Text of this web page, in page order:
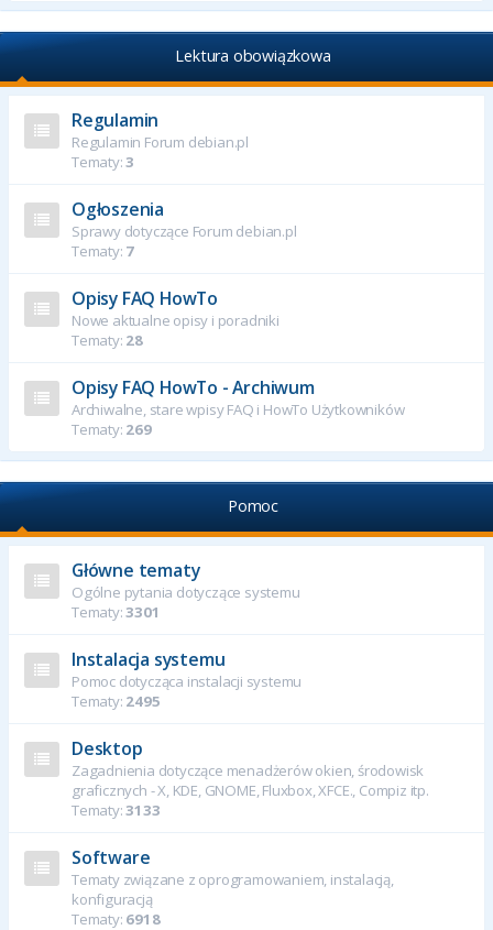
Lektura obowiązkowa
Regulamin
Regulamin Forum debian.pl
Tematy:3
Ogłoszenia
Sprawy dotyczące Forum debian.pl
Tematy: 7
Opisy FAQ HowTo
Nowe aktualne opisy i poradniki
Tematy: 28
Opisy FAQ HowTo - Archiwum
Archiwalne, stare wpisy FAQ i HowTo Użytkowników
Tematy: 269
Pomoc
Główne tematy
Ogólne pytania dotyczące systemu
Tematy:3301
Instalacja systemu
Pomoc dotycząca instalacji systemu
Tematy: 2495
Desktop
Zagadnienia dotyczące menadżerów okien, środowisk
graficznych - X, KDE, GNOME, Fluxbox, XFCE., Compiz itp.
Tematy:3133
Software
Tematy związane z oprogramowaniem, instalacją,
konfiguracją
Tematy: 6918